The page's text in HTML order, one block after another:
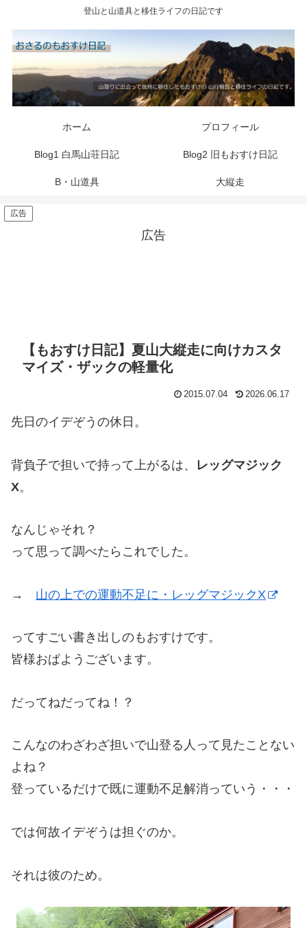
登山と山道具と移住ライフの日記です
ホーム プロフィール
Blog1 白馬山荘日記 Blog2 旧もおすけ日記
B・山道具 大縦走
広告
広告
【もおすけ日記】夏山大縦走に向けカスタ
マイズ・ザックの軽量化
2015.07.04 2026.06.17
先日のイデぞうの休日。
背負子で担いで持って上がるは、 レッグマジック
X。
なんじゃそれ？
って思って調べたらこれでした。
→ 山の上での運動不足に・レッグマジックX
ってすごい書き出しのもおすけです。
皆様おぱようございます。
だってねだってね！？
こんなのわざわざ担いで山登る人って見たことない
よね？
登っているだけで既に運動不足解消っていう・・・
では何故イデぞうは担ぐのか。
それは彼のため。